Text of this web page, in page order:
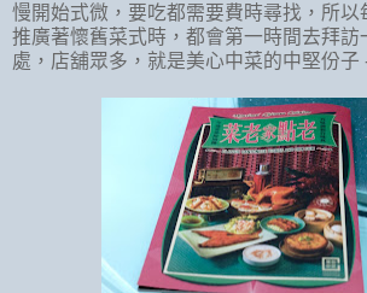
慢開始式微，要吃都需要費時尋找，所以
推廣著懷舊菜式時，都會第一時間去拜訪
處，店舖眾多，就是美心中菜的中堅份子